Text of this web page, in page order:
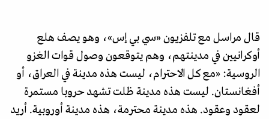
قال مراسل مع تلفزيون «سي بي إس»، وهو يصف هلع
أوكرانيين في مدينتهم، وهم يتوقعون وصول قوات الغزو
الروسية: «مع كل الاحترام، ليست هذه مدينة في العراق، أو
أفغانستان. ليست هذه مدينة ظلت تشهد حروبا مستمرة
لعقود وعقود. هذه مدينة محترمة، هذه مدينة أوروبية. أريد